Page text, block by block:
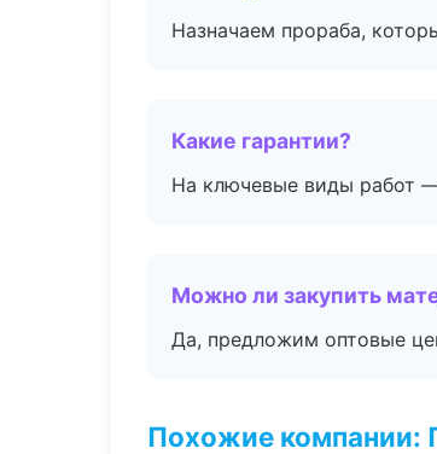
Назначаем прораба,
Какие гарантии?
На ключевые виды работ
Можно ли закупить
Да, предложим оптовые
Похожие компании: